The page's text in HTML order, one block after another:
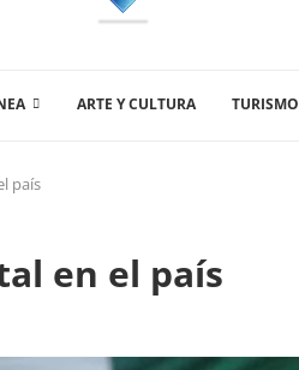
ARTE Y CULTURA TURISMO
país
en el país